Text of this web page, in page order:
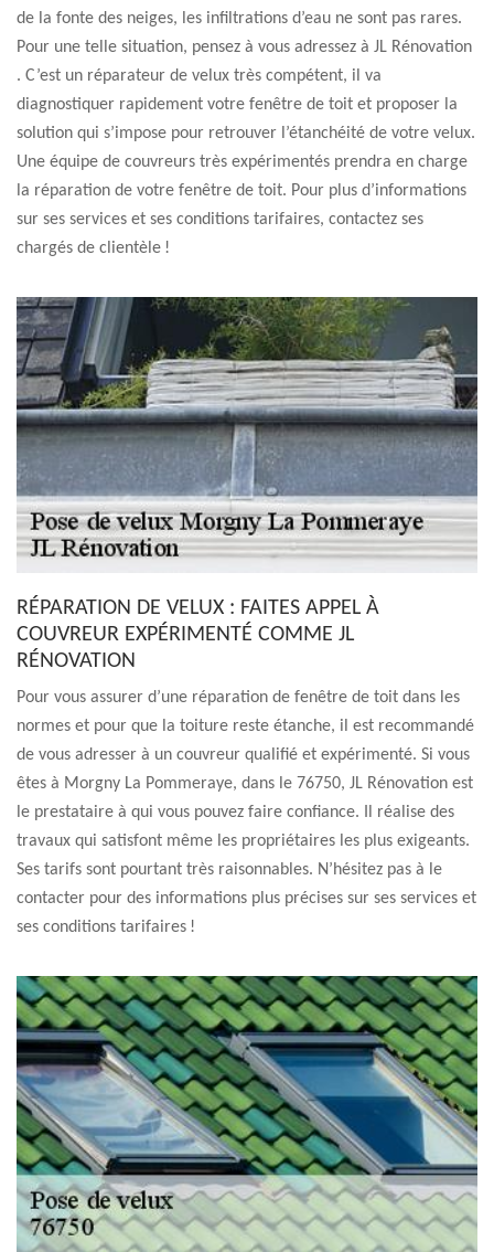
de la fonte des neiges, les infiltrations d’eau ne sont pas rares.
Pour une telle situation, pensez à vous adressez à JL Rénovation
. C’est un réparateur de velux très compétent, il va
diagnostiquer rapidement votre fenêtre de toit et proposer la
solution qui s’impose pour retrouver l’étanchéité de votre velux.
Une équipe de couvreurs très expérimentés prendra en charge
la réparation de votre fenêtre de toit. Pour plus d’informations
sur ses services et ses conditions tarifaires, contactez ses
chargés de clientèle !
RÉPARATION DE VELUX : FAITES APPEL À
COUVREUR EXPÉRIMENTÉ COMME JL
RÉNOVATION
Pour vous assurer d’une réparation de fenêtre de toit dans les
normes et pour que la toiture reste étanche, il est recommandé
de vous adresser à un couvreur qualifié et expérimenté. Si vous
êtes à Morgny La Pommeraye, dans le 76750, JL Rénovation est
le prestataire à qui vous pouvez faire confiance. Il réalise des
travaux qui satisfont même les propriétaires les plus exigeants.
Ses tarifs sont pourtant très raisonnables. N’hésitez pas à le
contacter pour des informations plus précises sur ses services et
ses conditions tarifaires !